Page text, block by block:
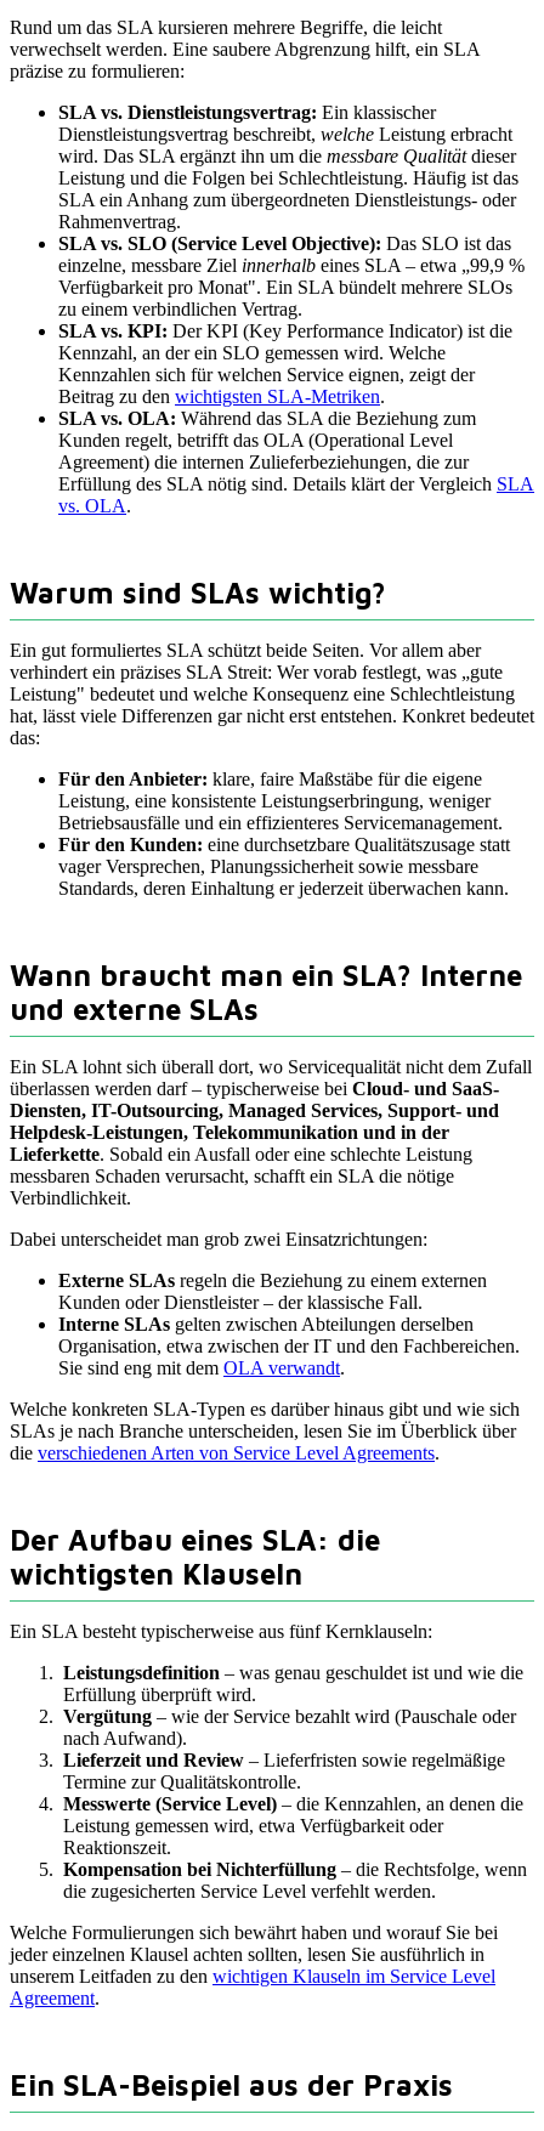
Rund um das SLA kursieren mehrere Begriffe, die leicht
verwechselt werden. Eine saubere Abgrenzung hilft, ein SLA
präzise zu formulieren:
SLA vs. Dienstleistungsvertrag: Ein klassischer
Dienstleistungsvertrag beschreibt, welche Leistung erbracht
wird. Das SLA ergänzt ihn um die messbare Qualitätdieser
Leistung und die Folgen bei Schlechtleistung. Häufig ist das
SLA ein Anhang zum übergeordneten Dienstleistungs- oder
Rahmenvertrag.
SLA vs. SLO (Service Level Objective): Das SLO ist das
einzelne, messbare Ziel innerhalb eines SLA – etwa „99,9 %
Verfügbarkeit pro Monat". Ein SLA bündelt mehrere SLOs
zu einem verbindlichen Vertrag.
SLA vs. KPI: Der KPI (Key Performance Indicator) ist die
Kennzahl, an der ein SLO gemessen wird. Welche
Kennzahlen sich für welchen Service eignen, zeigt der
Beitrag zu den wichtigsten SLA-Metriken.
SLA vs. OLA: Während das SLA die Beziehung zum
Kunden regelt, betrifft das OLA (Operational Level
Agreement) die internen Zulieferbeziehungen, die zur
Erfüllung des SLA nötig sind. Details klärt der Vergleich SLA
vs. OLA.
Warum sind SLAs wichtig?
Ein gut formuliertes SLA schützt beide Seiten. Vor allem aber
verhindert ein präzises SLA Streit: Wer vorab festlegt, was „gute
Leistung" bedeutet und welche Konsequenz eine Schlechtleistung
hat, lässt viele Differenzen gar nicht erst entstehen. Konkret bedeutet
das:
Für den Anbieter: klare, faire Maßstäbe für die eigene
Leistung, eine konsistente Leistungserbringung, weniger
Betriebsausfälle und ein effizienteres Servicemanagement.
Für den Kunden: eine durchsetzbare Qualitätszusage statt
vager Versprechen, Planungssicherheit sowie messbare
Standards, deren Einhaltung er jederzeit überwachen kann.
Wann braucht man ein SLA? Interne
und externe SLAs
Ein SLA lohnt sich überall dort, wo Servicequalität nicht dem Zufall
überlassen werden darf – typischerweise bei Cloud- und SaaS-
Diensten, IT-Outsourcing, Managed Services, Support- und
Helpdesk-Leistungen, Telekommunikation und in der
Lieferkette. Sobald ein Ausfall oder eine schlechte Leistung
messbaren Schaden verursacht, schafft ein SLA die nötige
Verbindlichkeit.
Dabei unterscheidet man grob zwei Einsatzrichtungen:
Externe SLAs regeln die Beziehung zu einem externen
Kunden oder Dienstleister – der klassische Fall.
Interne SLAs gelten zwischen Abteilungen derselben
Organisation, etwa zwischen der IT und den Fachbereichen.
Sie sind eng mit dem OLA verwandt.
Welche konkreten SLA-Typen es darüber hinaus gibt und wie sich
SLAs je nach Branche unterscheiden, lesen Sie im Überblick über
die verschiedenen Arten von Service Level Agreements.
Der Aufbau eines SLA: die
wichtigsten Klauseln
Ein SLA besteht typischerweise aus fünf Kernklauseln:
Leistungsdefinition – was genau geschuldet ist und wie die
Erfüllung überprüft wird.
Vergütung – wie der Service bezahlt wird (Pauschale oder
nach Aufwand).
Lieferzeit und Review – Lieferfristen sowie regelmäßige
Termine zur Qualitätskontrolle.
Messwerte (Service Level) – die Kennzahlen, an denen die
Leistung gemessen wird, etwa Verfügbarkeit oder
Reaktionszeit.
Kompensation bei Nichterfüllung – die Rechtsfolge, wenn
die zugesicherten Service Level verfehlt werden.
Welche Formulierungen sich bewährt haben und worauf Sie bei
jeder einzelnen Klausel achten sollten, lesen Sie ausführlich in
unserem Leitfaden zu den wichtigen Klauseln im Service Level
Agreement.
Ein SLA-Beispiel aus der Praxis